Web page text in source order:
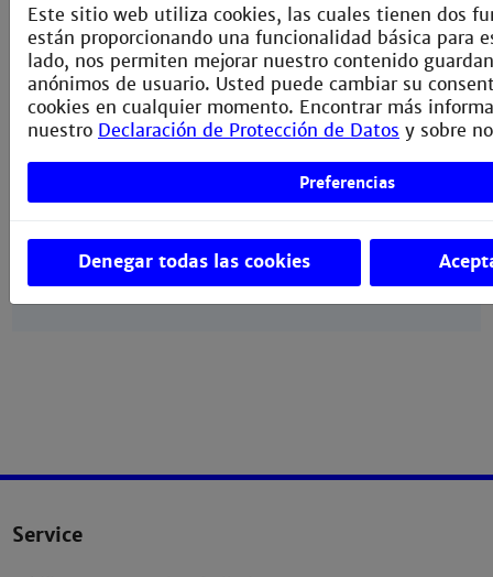
20.09.26 bewerben und einschreiben!
Die Bachelor-Studiengänge
Die Master-Studiengänge
und schau' Dir an, was
unsere Studis so machen.
Unser Insta-Channel
Service
Este sitio web utiliza cookies, las cuales tienen dos
están proporcionando una funcionalidad básica para
lado, nos permiten mejorar nuestro contenido
anónimos de usuario. Usted puede cambiar su
cookies en cualquier momento. Encontrar más
nuestro Declaración de Protección de Datos y sobre
Preferencias
Denegar todas las cookies